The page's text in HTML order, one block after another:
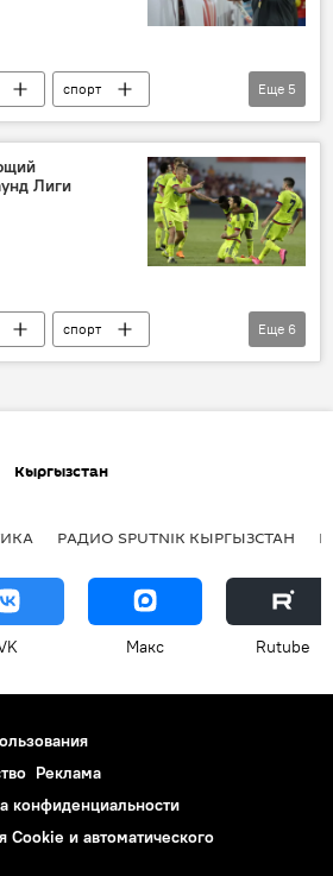
спорт
футбол
Еще 5
Лиги
спорт
Алан Дзагоев
Еще 6
Кыргызстан
РАДИО SPUTNIK КЫРГЫЗСТАН
Макс Rutube
Реклама
конфиденциальности
Cookie и автоматического